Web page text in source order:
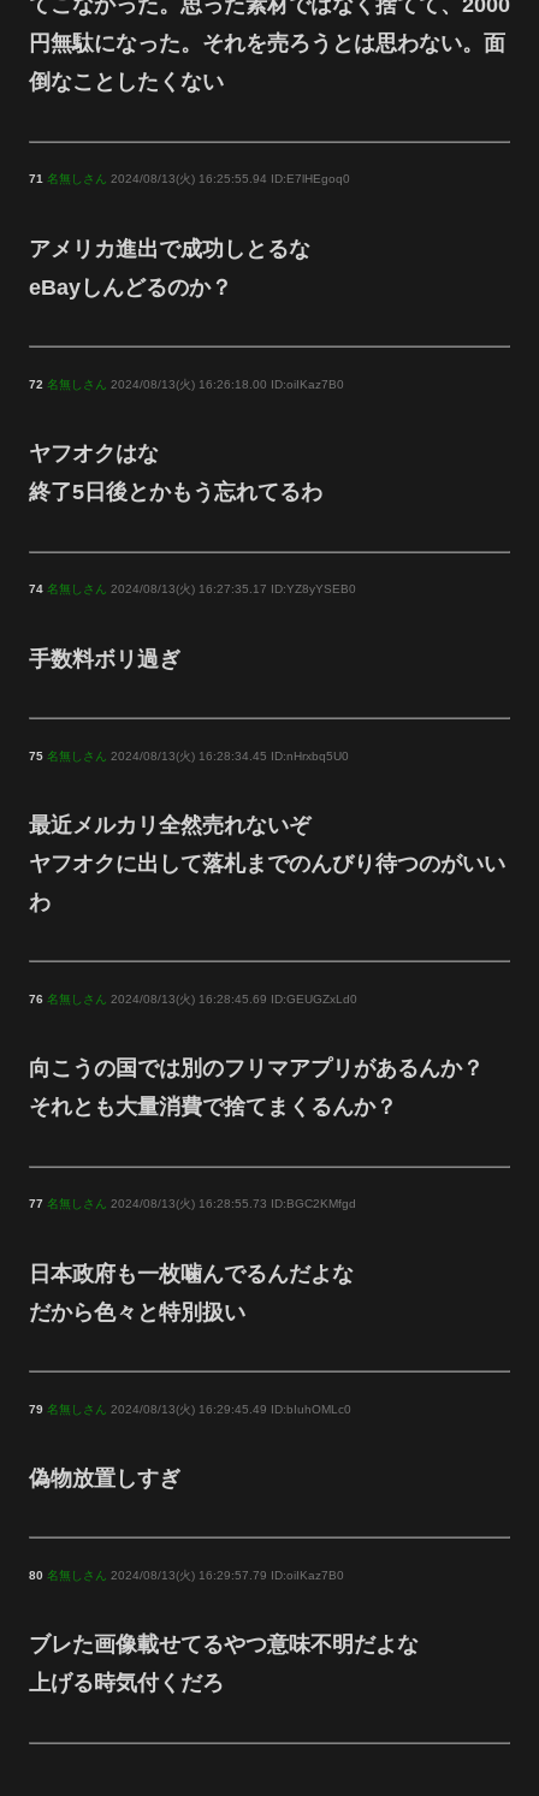
てこなかった。思った素材ではなく捨てて、2000
円無駄になった。それを売ろうとは思わない。面
倒なことしたくない
71 名無しさん 2024/08/13(火) 16:25:55.94 ID:E7lHEgoq0
アメリカ進出で成功しとるな
eBayしんどるのか？
72 名無しさん 2024/08/13(火) 16:26:18.00 ID:oiIKaz7B0
ヤフオクはな
終了5日後とかもう忘れてるわ
74 名無しさん 2024/08/13(火) 16:27:35.17 ID:YZ8yYSEB0
手数料ボリ過ぎ
75 名無しさん 2024/08/13(火) 16:28:34.45 ID:nHrxbq5U0
最近メルカリ全然売れないぞ
ヤフオクに出して落札までのんびり待つのがいい
わ
76 名無しさん 2024/08/13(火) 16:28:45.69 ID:GEUGZxLd0
向こうの国では別のフリマアプリがあるんか？
それとも大量消費で捨てまくるんか？
77 名無しさん 2024/08/13(火) 16:28:55.73 ID:BGC2KMfgd
日本政府も一枚噛んでるんだよな
だから色々と特別扱い
79 名無しさん 2024/08/13(火) 16:29:45.49 ID:bIuhOMLc0
偽物放置しすぎ
80 名無しさん 2024/08/13(火) 16:29:57.79 ID:oiIKaz7B0
ブレた画像載せてるやつ意味不明だよな
上げる時気付くだろ